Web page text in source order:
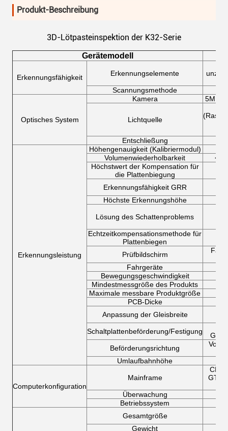
Produkt-Beschreibung
3D-Lötpasteinspektion der K32-Serie
Gerätemodell
Erkennungsfähigkeit Erkennungselemente
Scannungsmethode
Optisches System
Kamera 5MP
Lichtquelle
Entschließung
Erkennungsleistung
Höhengenauigkeit (Kalibriermodul)
Volumenwiederholbarkeit
<
Höchstwert der Kompensation für
die Plattenbiegung
Erkennungsfähigkeit GRR
Höchste Erkennungshöhe
Lösung des Schattenproblems
Echtzeitkompensationsmethode für
Plattenbiegen
Prüfbildschirm
Fahrgeräte
Bewegungsgeschwindigkeit
Mindestmessgröße des Produkts
Maximale messbare Produktgröße
PCB-Dicke
Anpassung der Gleisbreite
Schaltplattenbeförderung/Festigung
Beförderungsrichtung
Von
Umlaufbahnhöhe
Computerkonfiguration
Mainframe
Überwachung
Betriebssystem
Gesamtgröße
Gewicht